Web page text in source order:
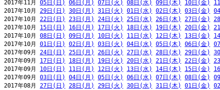
2017年11月 05日(日) 06日(月) 07日(火) 08日(水) 09日(木) 10日(金)
2017年10月 29日(日) 30日(月) 31日(火) 01日(水) 02日(木) 03日(金)
2017年10月 22日(日) 23日(月) 24日(火) 25日(水) 26日(木) 27日(金)
2017年10月 15日(日) 16日(月) 17日(火) 18日(水) 19日(木) 20日(金)
2017年10月 08日(日) 09日(月) 10日(火) 11日(水) 12日(木) 13日(金)
2017年10月 01日(日) 02日(月) 03日(火) 04日(水) 05日(木) 06日(金)
2017年09月 24日(日) 25日(月) 26日(火) 27日(水) 28日(木) 29日(金)
2017年09月 17日(日) 18日(月) 19日(火) 20日(水) 21日(木) 22日(金)
2017年09月 10日(日) 11日(月) 12日(火) 13日(水) 14日(木) 15日(金)
2017年09月 03日(日) 04日(月) 05日(火) 06日(水) 07日(木) 08日(金)
2017年08月 27日(日) 28日(月) 29日(火) 30日(水) 31日(木) 01日(金)